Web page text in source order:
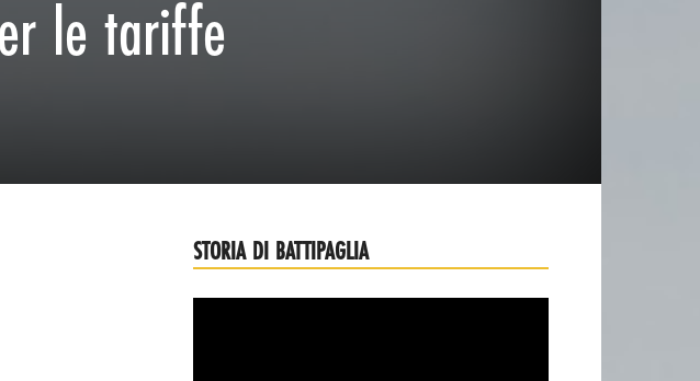
le tariffe
STORIA DI BATTIPAGLIA